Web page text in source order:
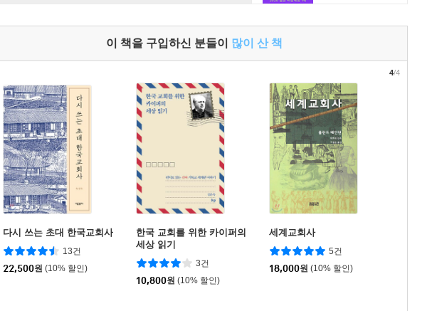
이 책을 구입하신 분들이 많이 산 책
다시 쓰는 초대 한국교회사
13건
22,500원 (10% 할인)
한국 교회를 위한 카이퍼의
세상 읽기
3건
10,800원 (10% 할인)
세계교회사
5건
18,000원 (10% 할인)
4/4